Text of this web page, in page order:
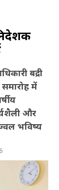
बद्री
में
और
भविष्य